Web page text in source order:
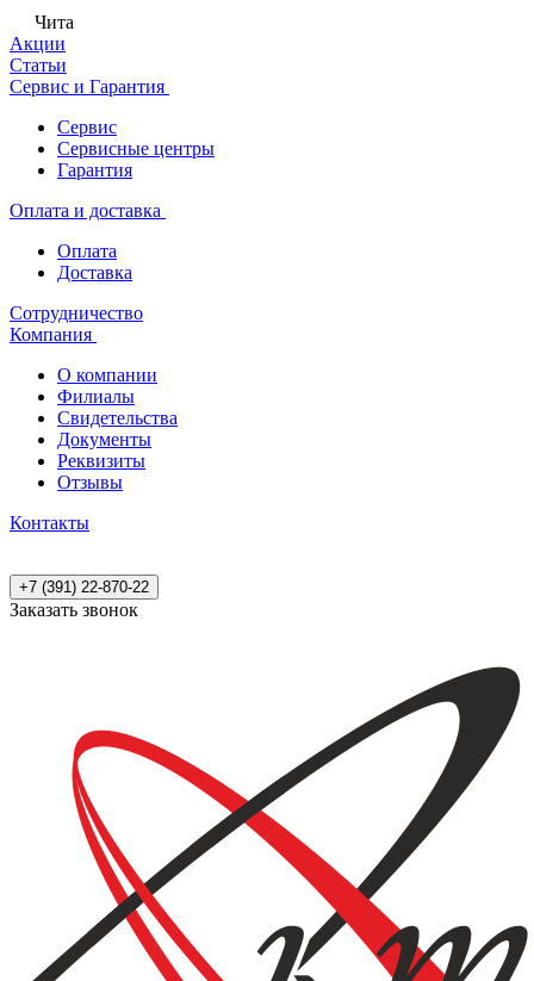
Чита
Акции
Статьи
Сервис и Гарантия
Сервис
Сервисные центры
Гарантия
Оплата и доставка
Оплата
Доставка
Сотрудничество
Компания
О компании
Филиалы
Свидетельства
Документы
Реквизиты
Отзывы
Контакты
+7 (391) 22-870-22
Заказать звонок